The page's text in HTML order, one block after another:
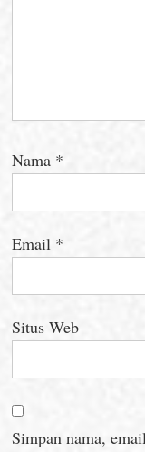
Nama *
Email *
Situs Web
Simpan nama,